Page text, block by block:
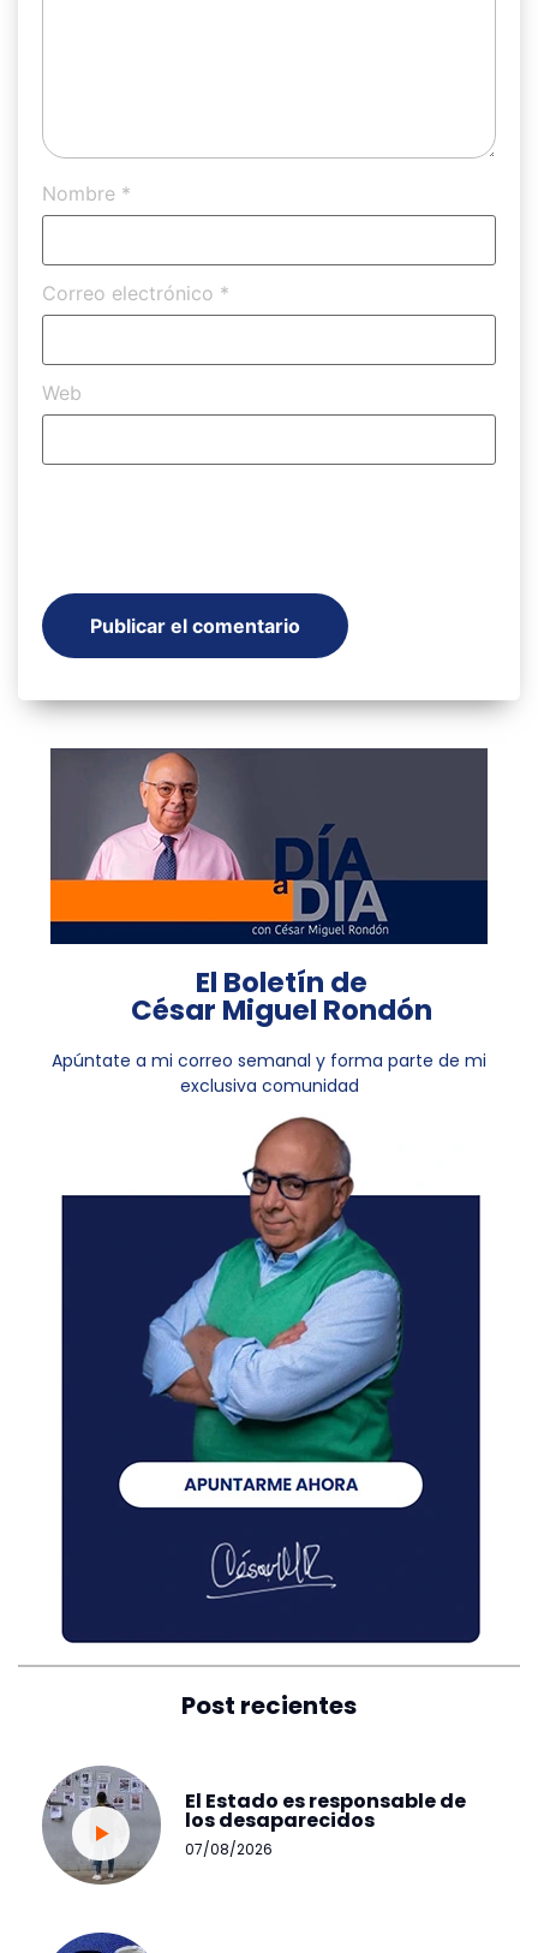
Nombre *
Correo electrónico *
Web
El Boletín de
César Miguel Rondón
Apúntate a mi correo semanal y forma parte de mi
exclusiva comunidad
Post recientes
El Estado es responsable de
los desaparecidos
07/08/2026